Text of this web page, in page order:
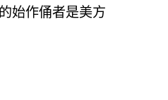
始作俑者是美方